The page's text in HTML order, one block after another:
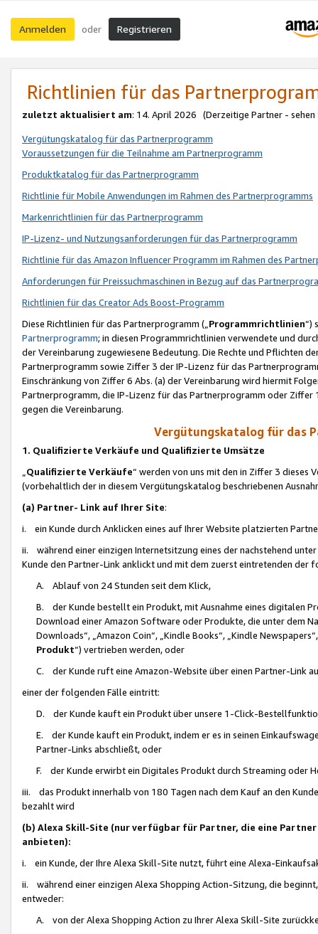
Anmelden oder Registrieren
Richtlinien für das
zuletzt aktualisiert am: 14. April 2026 (Derzeitige Partner - sehen
Vergütungskatalog für das Partnerprogramm
Voraussetzungen für die Teilnahme am Partnerprogramm
Produktkatalog für das Partnerprogramm
Richtlinie für Mobile Anwendungen im Rahmen des Partnerprogramms
Markenrichtlinien für das Partnerprogramm
IP-Lizenz- und Nutzungsanforderungen für das Partnerprogramm
Richtlinie für das Amazon Influencer Programm im Rahmen des
Anforderungen für Preissuchmaschinen in Bezug auf das
Richtlinien für das Creator Ads Boost-Programm
Diese Richtlinien für das Partnerprogramm („Programmrichtlinien“)
Partnerprogramm; in diesen Programmrichtlinien verwendete und
der Vereinbarung zugewiesene Bedeutung. Die Rechte und Pflichten
Partnerprogramm sowie Ziffer 3 der IP-Lizenz für das
Einschränkung von Ziffer 6 Abs. (a) der Vereinbarung wird hiermit
Partnerprogramm, die IP-Lizenz für das Partnerprogramm oder
gegen die Vereinbarung.
Vergütungskatalog für das
1. Qualifizierte Verkäufe und Qualifizierte Umsätze
Qualifizierte Verkäufe“ werden von uns mit den in Ziffer 3
(vorbehaltlich der in diesem Vergütungskatalog beschriebenen
(a) Partner- Link auf Ihrer Site:
i. ein Kunde durch Anklicken eines auf Ihrer Website platzierten
ii. während einer einzigen Internetsitzung eines der nachstehend
Kunde den Partner-Link anklickt und mit dem zuerst eintretenden der
A. Ablauf von 24 Stunden seit dem Klick,
B. der Kunde bestellt ein Produkt, mit Ausnahme eines digitalen
Download einer Amazon Software oder Produkte, die unter dem
Downloads“, „Amazon Coin“, „Kindle Books“, „Kindle
Produkt“) vertrieben werden, oder
C. der Kunde ruft eine Amazon-Website über einen Partner-Link
einer der folgenden Fälle eintritt:
D. der Kunde kauft ein Produkt über unsere 1-Click-
E. der Kunde kauft ein Produkt, indem er es in seinen
Partner-Links abschließt, oder
F. der Kunde erwirbt ein Digitales Produkt durch Streaming oder
iii. das Produkt innerhalb von 180 Tagen nach dem Kauf an den
bezahlt wird
(b) Alexa Skill-Site (nur verfügbar für Partner, die eine
anbieten):
i. ein Kunde, der Ihre Alexa Skill-Site nutzt, führt eine Alexa-
ii. während einer einzigen Alexa Shopping Action-Sitzung, die
entweder:
A. von der Alexa Shopping Action zu Ihrer Alexa Skill-Site